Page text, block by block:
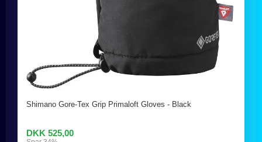
Shimano Gore-Tex Grip Primaloft Gloves - Black
DKK 525,00